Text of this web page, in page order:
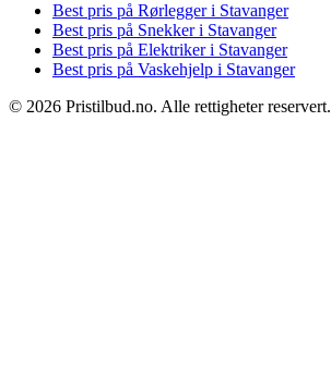
Best pris på Rørlegger i Stavanger
Best pris på Snekker i Stavanger
Best pris på Elektriker i Stavanger
Best pris på Vaskehjelp i Stavanger
© 2026 Pristilbud.no. Alle rettigheter reservert.